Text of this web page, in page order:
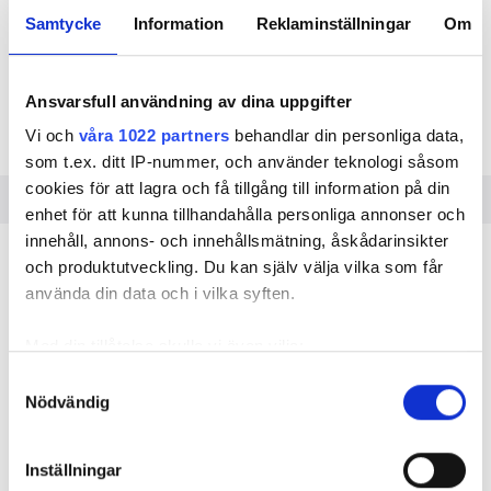
Samtycke Information Reklaminställningar Om
Ansvarsfull användning av dina uppgifter
Vi och våra 1022 partners behandlar din personliga data,
som t.ex. ditt IP-nummer, och använder teknologi såsom
cookies för att lagra och få tillgång till information på din
enhet för att kunna tillhandahålla personliga annonser och
innehåll, annons- och innehållsmätning, åskådarinsikter
och produktutveckling. Du kan själv välja vilka som får
använda din data och i vilka syften.
som kan ha en noggrannhet på upp till flera meter
Ta reda på mer om hur dina personliga uppgifter
Nödvändig
Inställningar
sin litenhet tog Elprojekt i Värmland hem
utmärkelsen Årets hantverkare.
LARS-GÖRAN HEDIN
lars-goran.hedin@farandole.se
FÖR FREDRIK ANDERSSON PÅ Elprojekt Värmland var
det inte självklart att anmäla sitt företag till
tävlingen ”Årets Hantverkare”.
– När de ringde från arrangören Dorunner och
direkt. Tänkte att det var ännu en av dessa
berättar Fredrik Andersson. Men sedan övertalade
Dorunners vd honom att ställa upp ändå – och det